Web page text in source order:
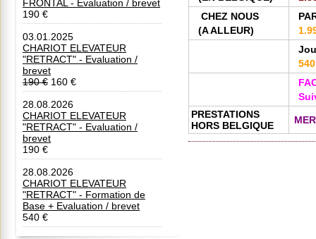
FRONTAL - Evaluation / brevet
190 €
03.01.2025
CHARIOT ELEVATEUR
"RETRACT" - Evaluation /
brevet
190 € 160 €
28.08.2026
CHARIOT ELEVATEUR
"RETRACT" - Evaluation /
brevet
190 €
28.08.2026
CHARIOT ELEVATEUR
"RETRACT" - Formation de
Base + Evaluation / brevet
540 €
CHEZ NOUS
(A ALLEUR)
PRESTATIONS
HORS BELGIQUE